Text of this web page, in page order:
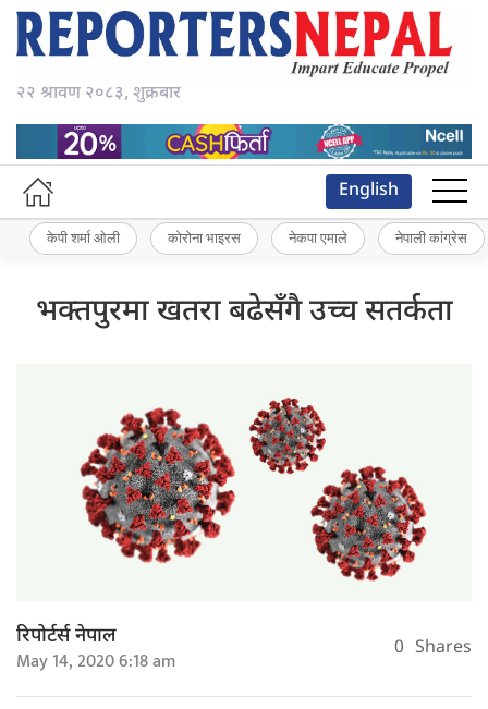
२२ श्रावण २०८३, शुक्रबार
English
केपी शर्मा ओली कोरोना भाइरस नेकपा एमाले नेपाली कांग्रेस
भक्तपुरमा खतरा बढेसँगै उच्च सतर्कता
रिपोर्टर्स नेपाल
May 14, 2020 6:18 am 0 Shares